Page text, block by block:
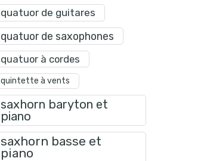
quatuor de guitares
quatuor de saxophones
quatuor à cordes
quintette à vents
saxhorn baryton et
piano
saxhorn basse et
piano